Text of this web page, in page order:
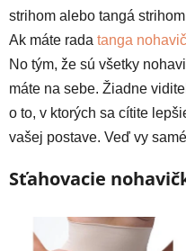
strihom alebo tangá
Ak máte rada tanga
No tým, že sú všetky
máte na sebe. Žiadne
o to, v ktorých sa cítite
vašej postave. Veď vy
Sťahovacie